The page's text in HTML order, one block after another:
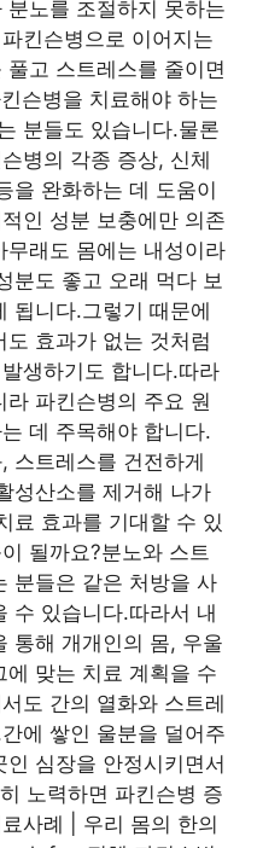
노를 조절하지 못하는
킨슨병으로 이어지는
고 스트레스를 줄이면
슨병을 치료해야 하는
분들도 있습니다.물론
병의 각종 증상, 신체
을 완화하는 데 도움이
인 성분 보충에만 의존
래도 몸에는 내성이라
분도 좋고 오래 먹다 보
됩니다.그렇기 때문에
효과가 없는 것처럼
생하기도 합니다.따라
파킨슨병의 주요 원
데 주목해야 합니다.
스트레스를 건전하게
성산소를 제거해 나가
료 효과를 기대할 수 있
될까요?분노와 스트
분들은 같은 처방을 사
수 있습니다.따라서 내
통해 개개인의 몸, 우울
맞는 치료 계획을 수
도 간의 열화와 스트레
에 쌓인 울분을 덜어주
심장을 안정시키면서
노력하면 파킨슨병 증
사례 | 우리 몸의 한의